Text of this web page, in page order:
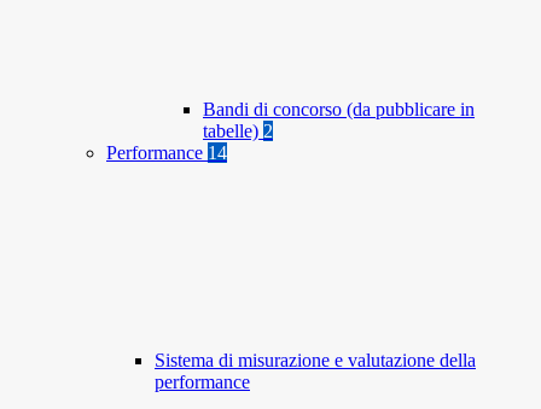
Bandi di concorso (da pubblicare in
tabelle) 2
Performance 14
Sistema di misurazione e valutazione della
performance